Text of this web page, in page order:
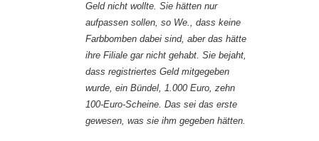
Geld nicht wollte. Sie hätten nur
aufpassen sollen, so We., dass keine
Farbbomben dabei sind, aber das hätte
ihre Filiale gar nicht gehabt. Sie bejaht,
dass registriertes Geld mitgegeben
wurde, ein Bündel, 1.000 Euro, zehn
100-Euro-Scheine. Das sei das erste
gewesen, was sie ihm gegeben hätten.